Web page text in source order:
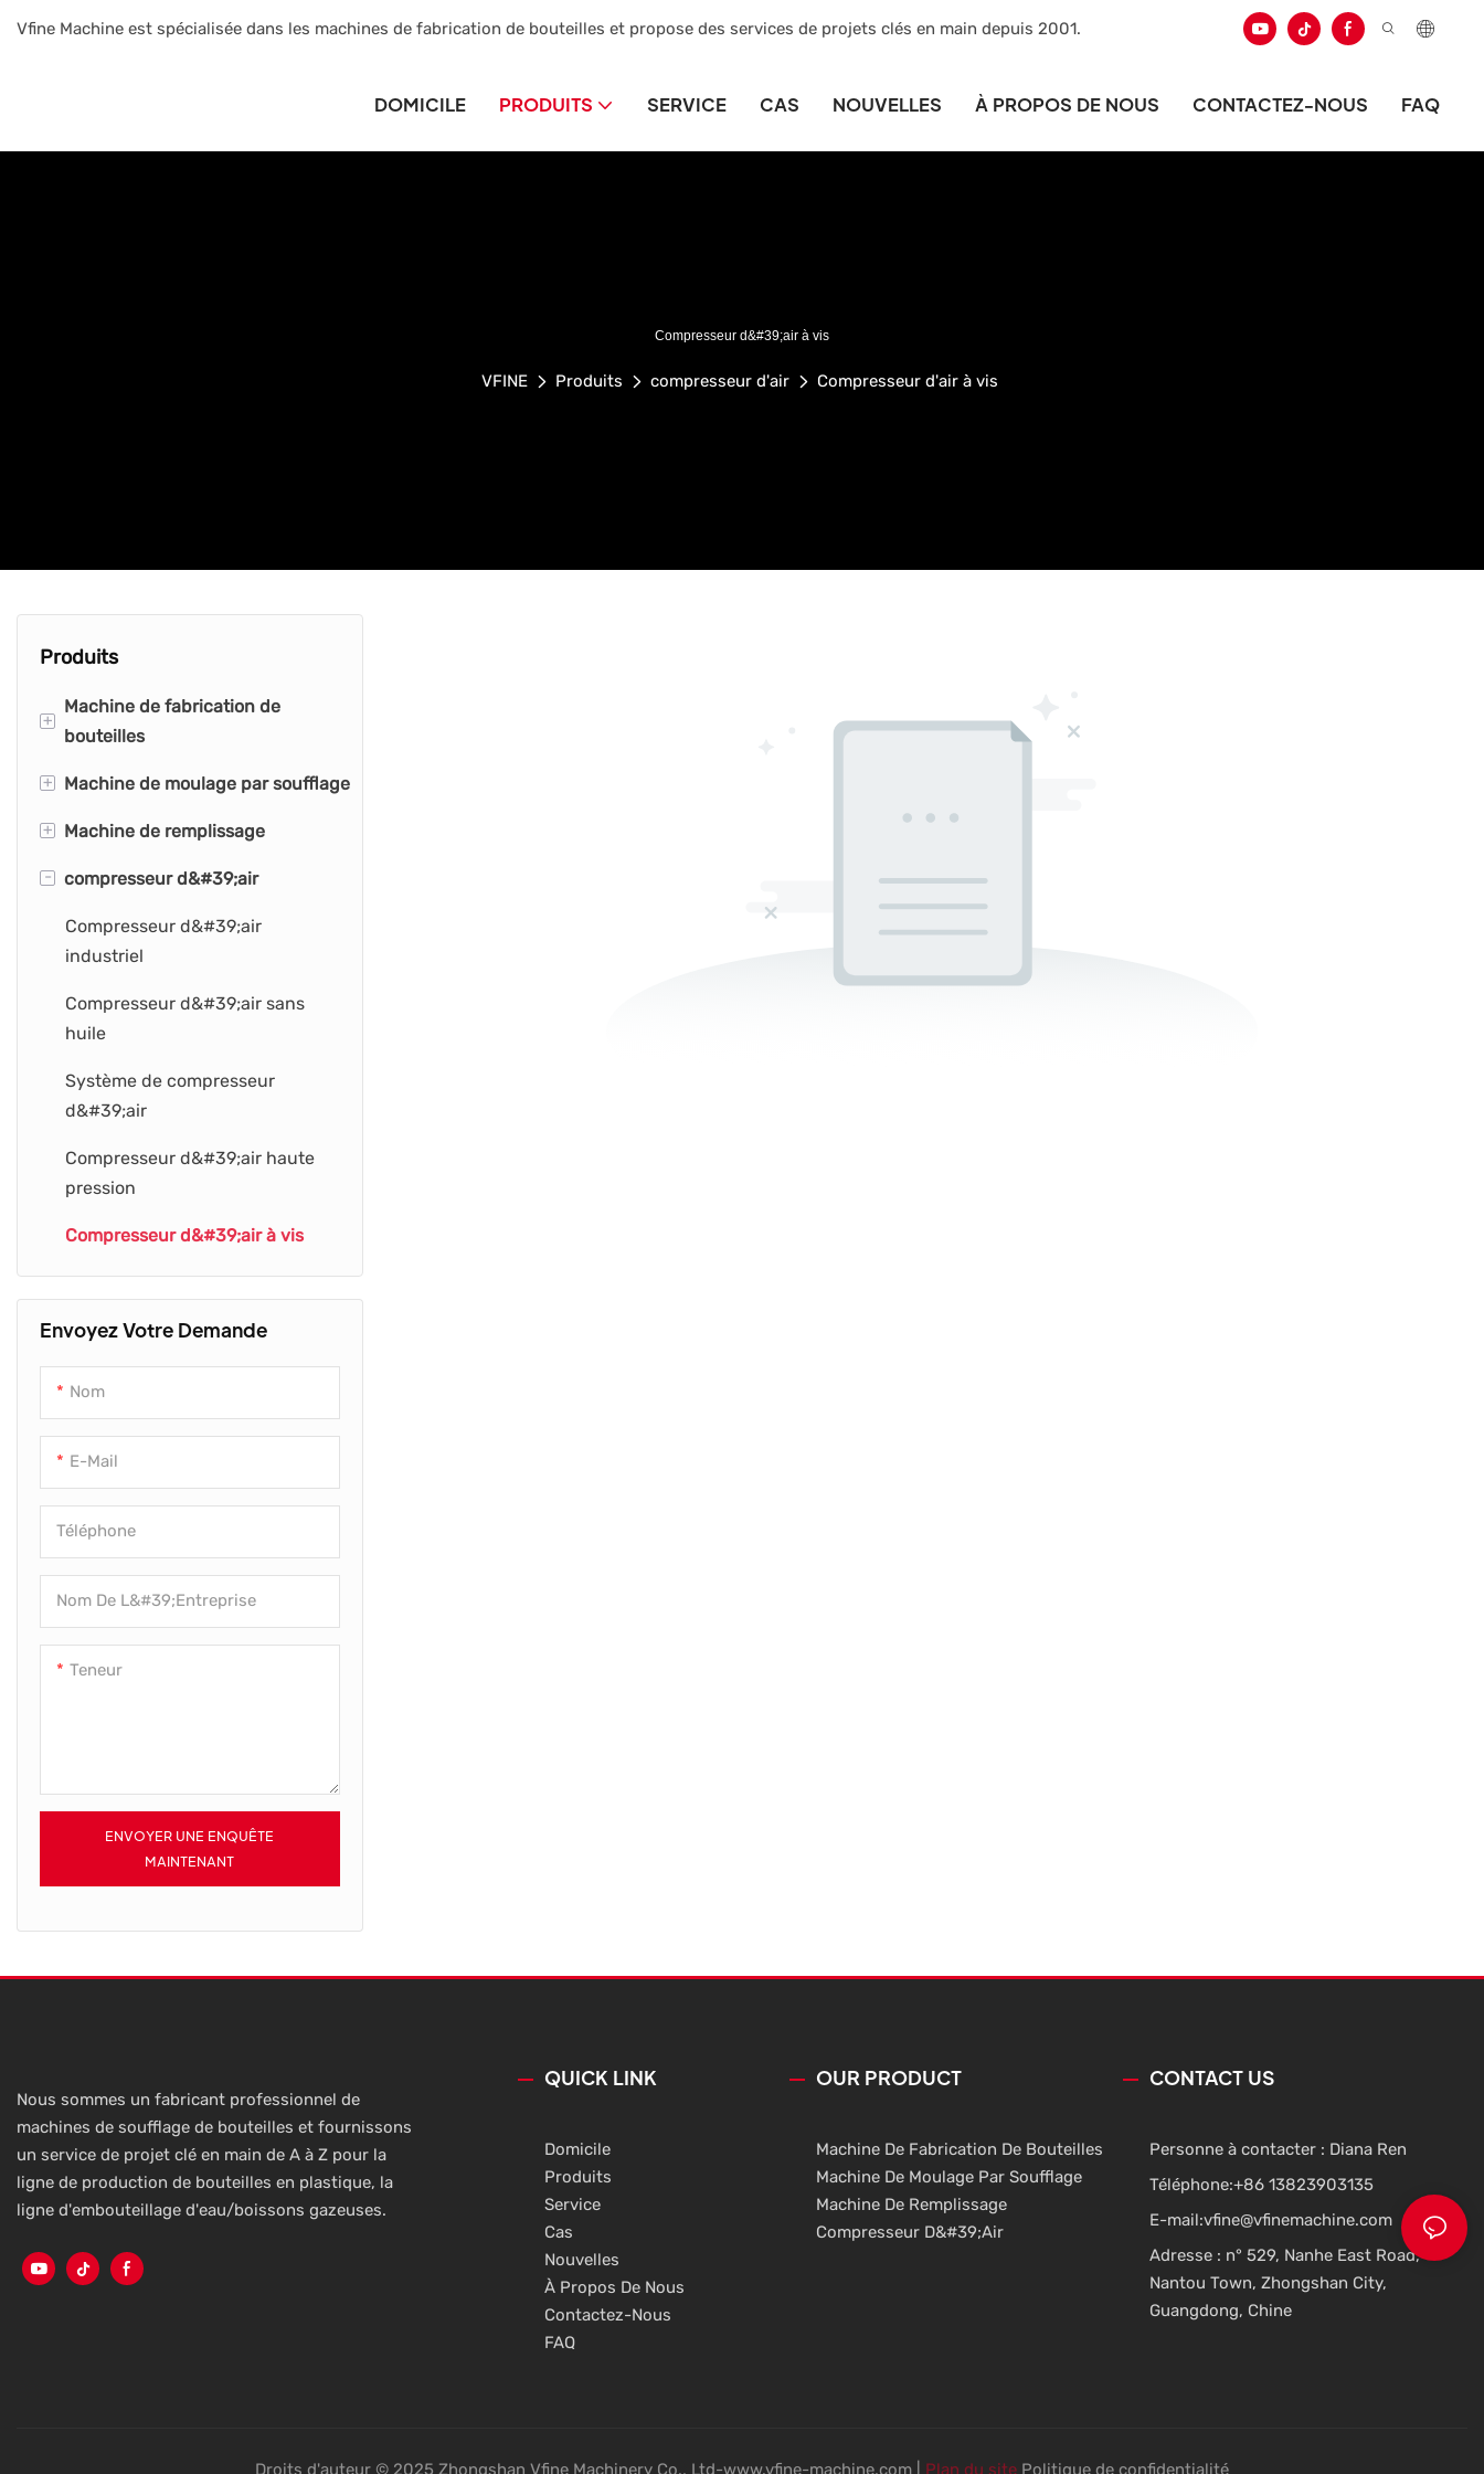
Vfine Machine est spécialisée dans les machines de fabrication de bouteilles et propose des services de projets clés en main depuis 2001.
DOMICILE PRODUITS SERVICE CAS NOUVELLES À PROPOS DE NOUS CONTACTEZ-NOUS FAQ
Compresseur d&#39;air à vis
VFINE Produits compresseur d'air Compresseur d'air à vis
Produits
+
Machine de fabrication de
bouteilles
Machine de fabrication de
bouteilles d&#39;eau
Machine de fabrication de
bouteilles en PEHD
Machine de fabrication de
bouteilles en plastique
+ Machine de moulage par soufflage
Machine de moulage par
bouteilles
soufflage de PEHD
extrusion-soufflage
soufflage automatique
animaux de compagnie
Machine de soufflage de
bouteilles PET
Machine de moulage par
étirage-soufflage
+ Machine de remplissage
Machine de remplissage de
Machine d&#39;embouteillage
- compresseur d&#39;air
Compresseur d&#39;air
industriel
Compresseur d&#39;air sans
huile
Système de compresseur
d&#39;air
Compresseur d&#39;air haute
pression
Compresseur d&#39;air à vis
Envoyez Votre Demande
Nom
E-Mail
Téléphone
Nom De L&#39;entreprise
Teneur
ENVOYER UNE ENQUÊTE
MAINTENANT
Nous sommes un fabricant professionnel de
machines de soufflage de bouteilles et fournissons
un service de projet clé en main de A à Z pour la
ligne de production de bouteilles en plastique, la
ligne d'embouteillage d'eau/boissons gazeuses.
QUICK LINK
Domicile
Produits
Service
Cas
Nouvelles
À Propos De Nous
Contactez-Nous
FAQ
OUR PRODUCT
Machine De Fabrication De Bouteilles
Machine De Moulage Par Soufflage
Machine De Remplissage
Compresseur D&#39;air
CONTACT US
Personne à contacter : Diana Ren
Téléphone:+86 13823903135
E-mail:vfine@vfinemachine.com
Adresse : n° 529, Nanhe East Road,
Nantou Town, Zhongshan City,
Guangdong, Chine
Droits d'auteur © 2025 Zhongshan Vfine Machinery Co., Ltd-www.vfine-machine.com | Plan du site Politique de confidentialité